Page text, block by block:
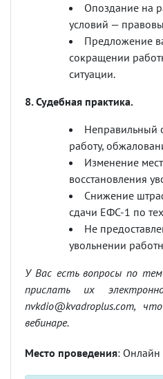
Опоздание на
условий —
Предложение
сокращении
ситуации.
8. Судебная практика.
Неправильный
работу,
Изменение
восстановления
Снижение
сдачи ЕФС-1 по
Не
увольнении
У Вас есть вопросы по
прислать их
nvkdio@kvadroplus.com,
вебинаре.
Место проведения: